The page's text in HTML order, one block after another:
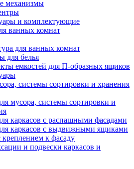
механизмы
и комплектующие
ванных комнат
для ванных комнат
для белья
емкостей для П-образных ящиков
системы сортировки и хранения
мусора, системы сортировки и
каркасов с распашными фасадами
каркасов с выдвижными ящиками
креплением к фасаду
и подвески каркасов и